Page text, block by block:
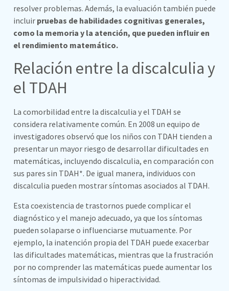
resolver problemas. Además, la evaluación también puede
incluir pruebas de habilidades cognitivas generales,
como la memoria y la atención, que pueden influir en
el rendimiento matemático.
Relación entre la discalculia y
el TDAH
La comorbilidad entre la discalculia y el TDAH se
considera relativamente común. En 2008 un equipo de
investigadores observó que los niños con TDAH tienden a
presentar un mayor riesgo de desarrollar dificultades en
matemáticas, incluyendo discalculia, en comparación con
sus pares sin TDAH*. De igual manera, individuos con
discalculia pueden mostrar síntomas asociados al TDAH.
Esta coexistencia de trastornos puede complicar el
diagnóstico y el manejo adecuado, ya que los síntomas
pueden solaparse o influenciarse mutuamente. Por
ejemplo, la inatención propia del TDAH puede exacerbar
las dificultades matemáticas, mientras que la frustración
por no comprender las matemáticas puede aumentar los
síntomas de impulsividad o hiperactividad.